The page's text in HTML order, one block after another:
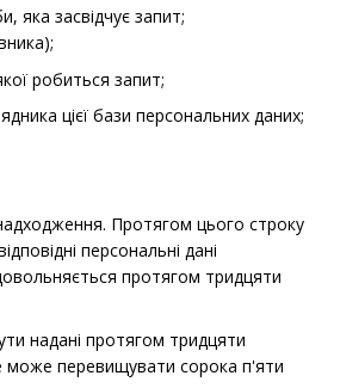
яка засвідчує запит;
робиться запит;
цієї бази персональних даних;
Протягом цього строку
персональні дані
протягом тридцяти
надані протягом тридцяти
може перевищувати сорока п'яти